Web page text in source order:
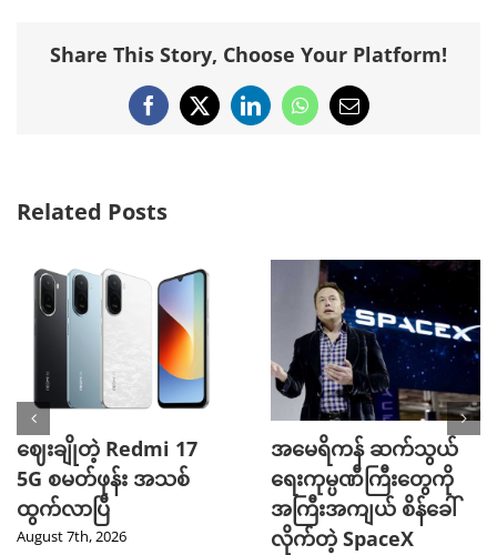
Share This Story, Choose Your Platform!
Facebook
X LinkedInWhatsApp
Email
Related Posts
ဈေးချိုတဲ့ Redmi 17
5G စမတ်ဖုန်း အသစ်
ထွက်လာပြီ
August 7th, 2026
အမေရိကန် ဆက်သွယ်
ရေးကုမ္ပဏီကြီးတွေကို
အကြီးအကျယ် စိန်ခေါ်
လိုက်တဲ့ SpaceX